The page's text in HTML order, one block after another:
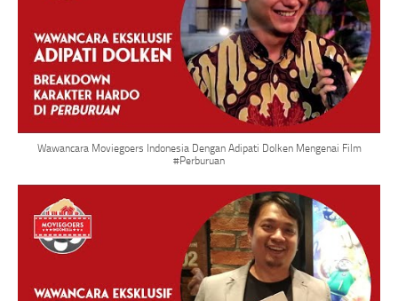
Wawancara Moviegoers Indonesia Dengan Adipati Dolken Mengenai Film
#Perburuan